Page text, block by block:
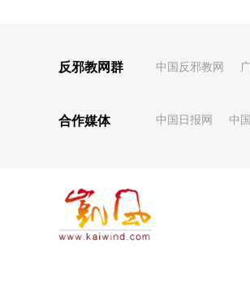
反邪教网群
合作媒体
中国反邪教网
中国日报网 中